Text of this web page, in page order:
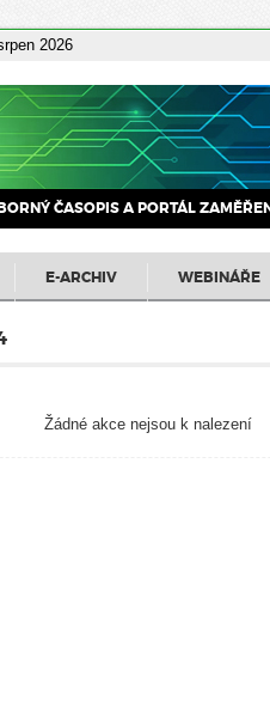
2026
ČASOPIS A PORTÁL
E-ARCHIV WEBINÁŘE
Žádné akce nejsou k nalezení